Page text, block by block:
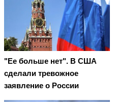
"Ее больше нет". В США
сделали тревожное
заявление о России